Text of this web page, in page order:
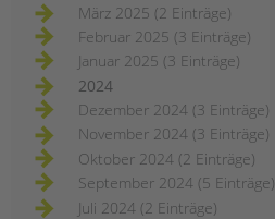
März 2025 (2 Einträge)
Februar 2025 (3 Einträge)
Januar 2025 (3 Einträge)
2024
Dezember 2024 (3 Einträge)
November 2024 (3 Einträge)
Oktober 2024 (2 Einträge)
September 2024 (5 Einträge)
Juli 2024 (2 Einträge)